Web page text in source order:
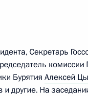
группы по
состоянии
Секретарь
комиссии
Бурятия Алексей
другие. На